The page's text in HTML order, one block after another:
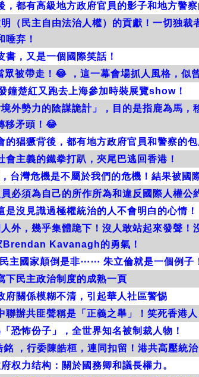
都有高級地方政府官員的影子和地方警察
（民主自由法治人權）的貢獻！一切独裁
唾弃！
書，又是一個國際笑話！
被帶走！😂 ，這一幕會場抓人風格，似
鐘楚紅又跑去上海參加時裝展覽show！
外勢力的陰謀詭計」，目的是指鹿為馬，
移矛頭！😂
猖獗背後，都有地方政府官員和警察的包
主義的鐵拳打趴，夾尾巴逃回香港！
灣危機是不屬於我們的危機！結果被國
必須為自己的所作所為和違反國際人權公
沒見識過極權統治的人不會明白的心情！
外，幾乎集體跪下！沒人敢站起來發聲！
Brendan Kavanagh的勇氣！
主國家顛倒是非⋯⋯ 朱立倫就是一個例子
下民主政治制度的成熟一頁
府關係模糊不清，引起華人社區警惕
辦共匪聲稱是「正義之舉」！笑死香港人
恐怖份子」，全世界知名被制裁人物！
，行委陳皓桓，連同扣留！港共高壓統治
权力结构：關於國務卿和議長權力。